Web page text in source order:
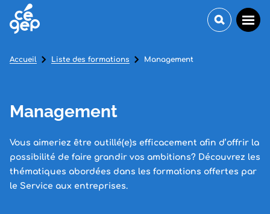
Management
Vous aimeriez être outillé(e)s efficacement afin d’offrir la
possibilité de faire grandir vos ambitions? Découvrez les
thématiques abordées dans les formations offertes par
le Service aux entreprises.
Accueil Liste des formations Management